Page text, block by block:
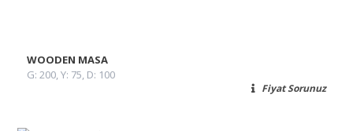
WOODEN MASA
G: 200, Y: 75, D: 100
Fiyat Sorunuz